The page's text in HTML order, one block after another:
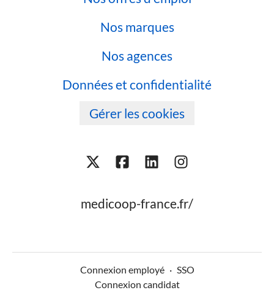
Nos marques
Nos agences
Données et confidentialité
Gérer les cookies
medicoop-france.fr/
Connexion employé · SSO
Connexion candidat